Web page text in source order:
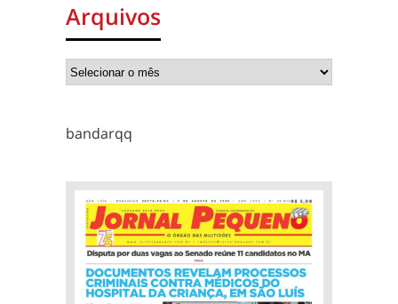
Arquivos
bandarqq